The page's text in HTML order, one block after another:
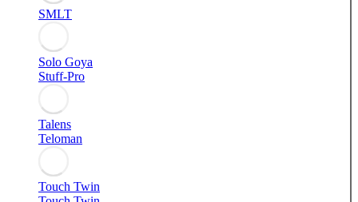
SMLT
Solo Goya
Stuff-Pro
Talens
Teloman
Touch Twin